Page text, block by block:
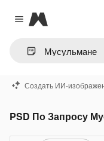
Close menu
Magnific
Создать ИИ-
PSD По Запросу